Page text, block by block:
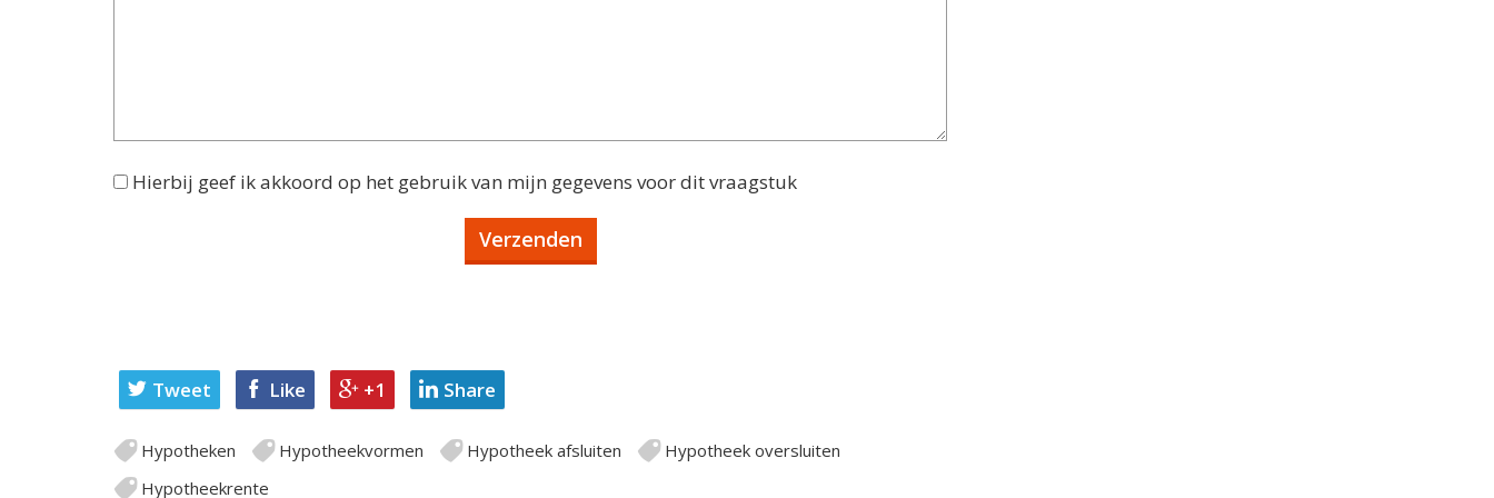
Hierbij geef ik akkoord op het gebruik van mijn gegevens voor dit vraagstuk
Tweet Like +1 Share
Hypotheken Hypotheekvormen Hypotheek afsluiten
Hypotheek oversluiten
Hypotheekrente